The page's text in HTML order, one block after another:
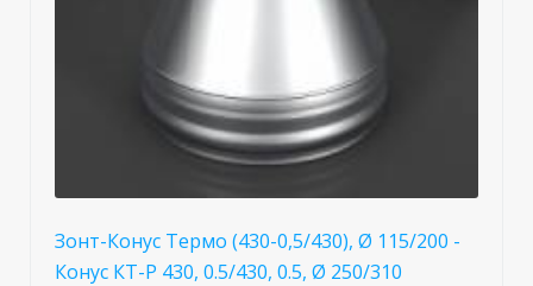
Зонт-Конус Термо (430-0,5/430), Ø 115/200 -
Конус КТ-Р 430, 0.5/430, 0.5, Ø 250/310